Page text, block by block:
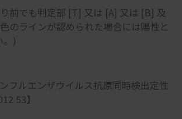
前でも判定部 [T] 又は [A] 又は [B] 及
のラインが認められた場合には陽性と
。)
フルエンザウイルス抗原同時検出定性
53】